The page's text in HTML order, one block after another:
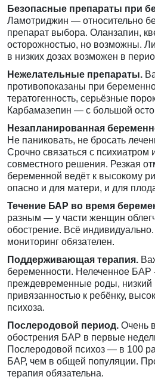
Безопасные препараты при
Ламотриджин — относительно
препарат выбора. Оланзапин,
осторожностью, но возможны.
в низких дозах возможен в
Нежелательные препараты.
противопоказаны при
тератогенность, серьёзные
Карбамазепин — с большой
Незапланированная
Не паниковать, не бросать
Срочно связаться с психиатром
совместного решения. Резкая
беременной ведёт к высокому
опасно и для матери, и для
Течение БАР во время
разным — у части женщин
обострение. Всё
мониторинг обязателен.
Поддерживающая терапия.
беременности. Нелеченное БАР
преждевременные роды,
привязанностью к ребёнку,
психоза.
Послеродовой период. Очень
обострения БАР в первые
Послеродовой психоз — в 100
БАР, чем в общей популяции.
терапия обязательна.